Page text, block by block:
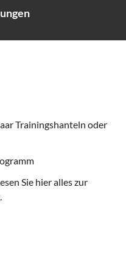
Trainingshanteln oder
Sie hier alles zur
.